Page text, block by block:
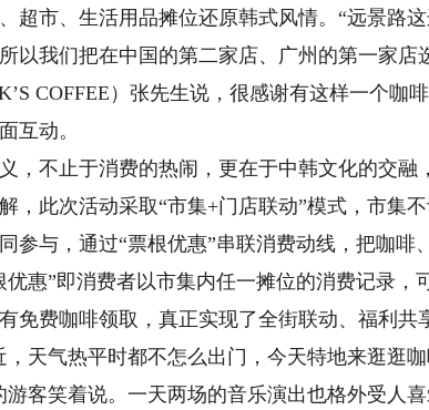
超市、生活用品摊位还原韩式风情。“远景路
以我们把在中国的第二家店、广州的第一家店
COFFEE）张先生说，很感谢有这样一个咖
互动。
不止于消费的热闹，更在于中韩文化的交融
，此次活动采取“市集+门店联动”模式，市集
参与，通过“票根优惠”串联消费动线，把咖啡
优惠”即消费者以市集内任一摊位的消费记录，
免费咖啡领取，真正实现了全街联动、福利共
气热平时都不怎么出门，今天特地来逛逛咖
游客笑着说。一天两场的音乐演出也格外受人